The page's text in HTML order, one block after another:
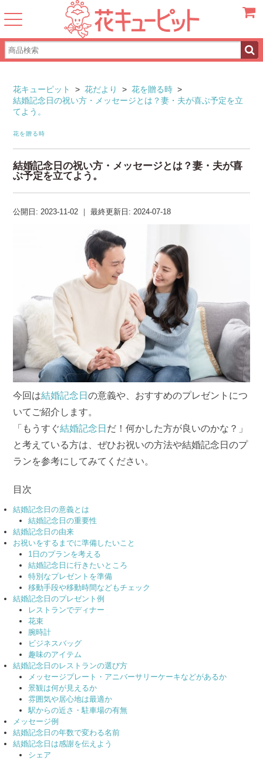
花キューピット > 花だより > 花を贈る時 >
結婚記念日の祝い方・メッセージとは？妻・夫が喜ぶ予定を立
てよう。
花を贈る時
結婚記念日の祝い方・メッセージとは？妻・夫が喜
ぶ予定を立てよう。
公開日:2023-11-02 ｜最終更新日:2024-07-18
今回は結婚記念日の意義や、おすすめのプレゼントにつ
いてご紹介します。
「もうすぐ結婚記念日 だ！何かした方が良いのかな？」
と考えている方は、ぜひお祝いの方法や結婚記念日のプ
ランを参考にしてみてください。
目次
結婚記念日の意義とは
結婚記念日の重要性
結婚記念日の由来
お祝いをするまでに準備したいこと
1日のプランを考える
結婚記念日に行きたいところ
特別なプレゼントを準備
移動手段や移動時間などもチェック
結婚記念日のプレゼント例
レストランでディナー
花束
腕時計
ビジネスバッグ
趣味のアイテム
結婚記念日のレストランの選び方
メッセージプレート・アニバーサリーケーキなどがあるか
景観は何が見えるか
雰囲気や居心地は最適か
駅からの近さ・駐車場の有無
メッセージ例
結婚記念日の年数で変わる名前
結婚記念日は感謝を伝えよう
シェア